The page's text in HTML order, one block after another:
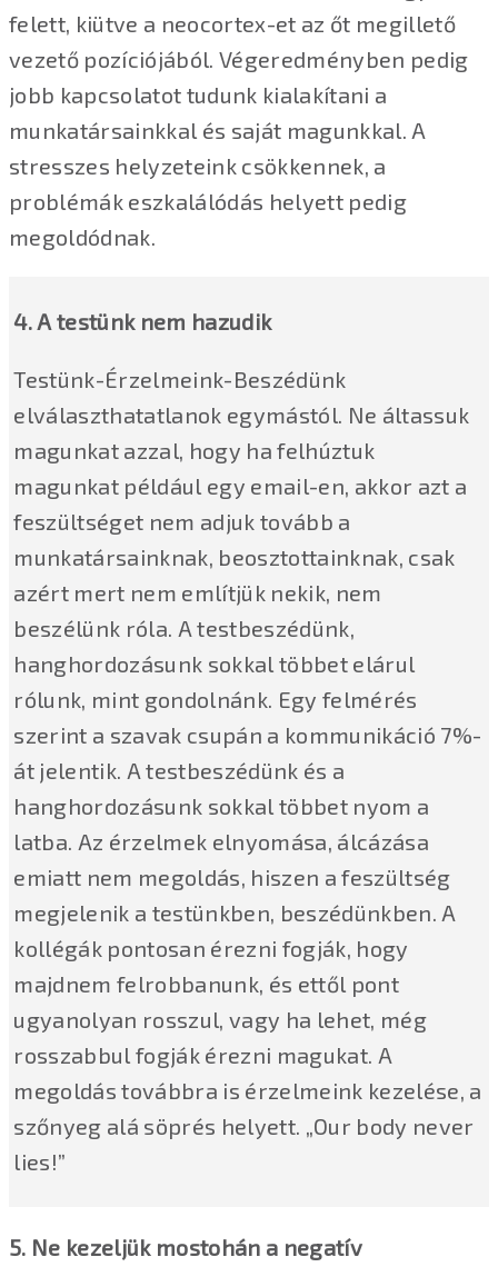
felett, kiütve a neocortex-et az őt megillető
vezető pozíciójából. Végeredményben pedig
jobb kapcsolatot tudunk kialakítani a
munkatársainkkal és saját magunkkal. A
stresszes helyzeteink csökkennek, a
problémák eszkalálódás helyett pedig
megoldódnak.
4. A testünk nem hazudik
Testünk-Érzelmeink-Beszédünk
elválaszthatatlanok egymástól. Ne áltassuk
magunkat azzal, hogy ha felhúztuk
magunkat például egy email-en, akkor azt a
feszültséget nem adjuk tovább a
munkatársainknak, beosztottainknak, csak
azért mert nem említjük nekik, nem
beszélünk róla. A testbeszédünk,
hanghordozásunk sokkal többet elárul
rólunk, mint gondolnánk. Egy felmérés
szerint a szavak csupán a kommunikáció 7%-
át jelentik. A testbeszédünk és a
hanghordozásunk sokkal többet nyom a
latba. Az érzelmek elnyomása, álcázása
emiatt nem megoldás, hiszen a feszültség
megjelenik a testünkben, beszédünkben. A
kollégák pontosan érezni fogják, hogy
majdnem felrobbanunk, és ettől pont
ugyanolyan rosszul, vagy ha lehet, még
rosszabbul fogják érezni magukat. A
megoldás továbbra is érzelmeink kezelése, a
szőnyeg alá söprés helyett. „Our body never
lies!”
5. Ne kezeljük mostohán a negatív